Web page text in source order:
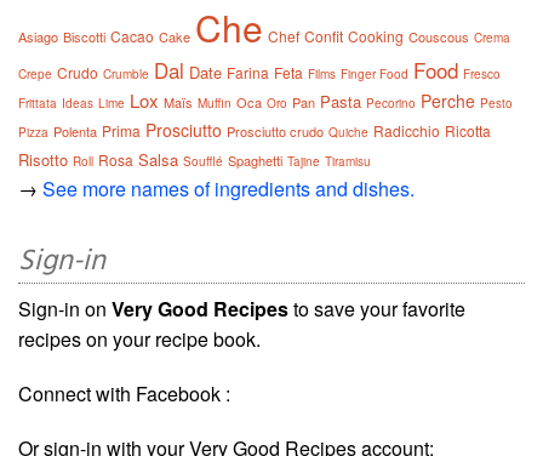
Asiago Biscotti Cacao Cake Che Chef Confit Cooking Couscous Crema
Crepe Crudo Crumble Dal Date Farina Feta Films Finger Food Food Fresco
Frittata Ideas Lime Lox Maïs Muffin Oca Oro Pan Pasta Pecorino Perche Pesto
Pizza Polenta Prima Prosciutto Prosciutto crudo Quiche Radicchio Ricotta
Risotto Roll Rosa Salsa Soufflé Spaghetti Tajine Tiramisu
→ See more names of ingredients and dishes.
Sign-in
Sign-in on Very Good Recipesto save your favorite
recipes on your recipe book.
Connect with Facebook :
Or sign-in with your Very Good Recipes account: